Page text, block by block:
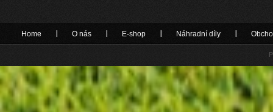
Home O nás E-shop Náhradní díly